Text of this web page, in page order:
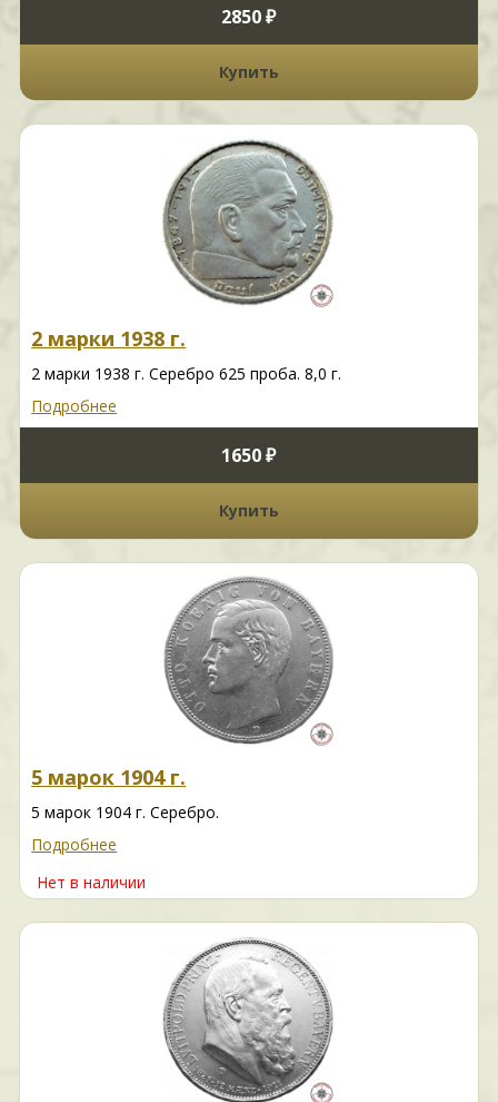
2850 ₽
Купить
2 марки 1938 г.
2 марки 1938 г. Серебро 625 проба. 8,0 г.
Подробнее
1650 ₽
Купить
5 марок 1904 г.
5 марок 1904 г. Серебро.
Подробнее
Нет в наличии